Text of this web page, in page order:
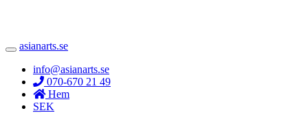
Toggle
Navigation
asianarts.se
info@asianarts.se
070-670 21 49
Hem
SEK